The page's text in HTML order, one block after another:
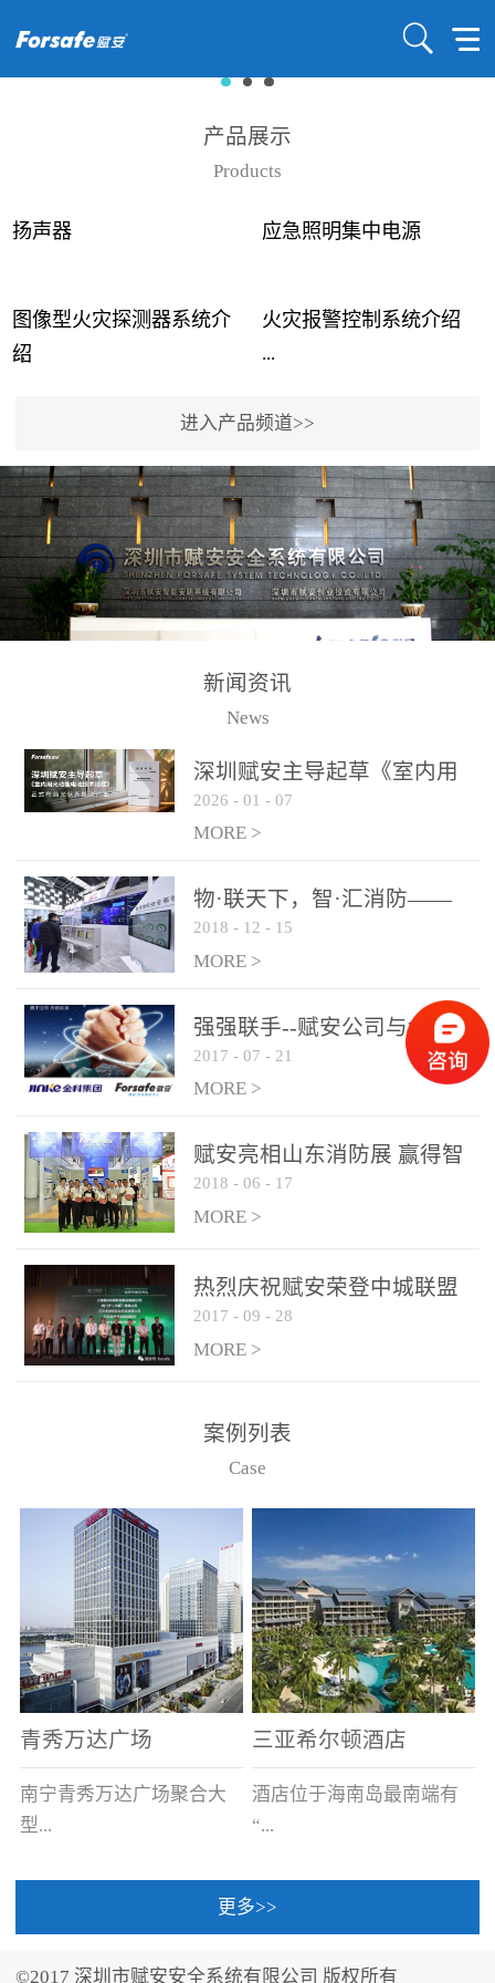
产品展示
Products
扬声器 应急照明集中电源
图像型火灾探测器系统介
绍
...
事故频发，传统的火灾探
测方法已无法满足要求。
尤其是目前众多的大型影
剧院、会议展览中心、体
育馆、大型仓库和隧道空
间等，其建筑结构特殊、
火灾隐患多。一旦发生火
传统的火灾关测器无法被
及时缺发，不能及早发现
和有效扑救火火，这不仅
力和闲难，同时也将造成
巨大的经济损失和社会影
响，基至还会造成人员伤
亡。图像型火灾探测器正
是针对这种高大空间建筑
物的消防设施、设备通过
现场图像的实时获取、预
处理和特征提取分析，实
现火焰的跟踪和识别。能
更早的进行预警，达到早
报早防的效果。 系统构
成示意图： 图像型火灾
和监控端两大部分组成。
两者之间通过以太网相
联，一台监控主机最多可
从监控主机上获取，最多
只能接6台，超过的需从现
火灾报警控制系统介绍
...
用了具有仲裁机制和冗余
校验的总线传输技术、线
路状态检测与保护技术、
后向光电感烟探测技术、
高可靠的系统抗干扰技术
等多项专利技术和专有技
警领域三十多年技术积累
和工程实践的结晶。
进入产品频道>>
新闻资讯
News
深圳赋安主导起草《室内用
光动能电池技术规程》 正式
布局光伏新能源产业
2026 - 01 - 07
MORE >
物·联天下，智·汇消防——
赋安F&S 2018上海消防展圆
满落幕
2018 - 12 - 15
MORE >
强强联手--赋安公司与金科
集团达成战略合作协议
2017 - 07 - 21
MORE >
赋安亮相山东消防展 赢得智
慧消防新荣耀
2018 - 06 - 17
MORE >
热烈庆祝赋安荣登中城联盟
联合采购战略合作平台
2017 - 09 - 28
MORE >
案例列表
Case
青秀万达广场
南宁青秀万达广场聚合大
型...
三亚希尔顿酒店
酒店位于海南岛最南端有
“...
中国的海岛天堂”之美称的
更多>>
©2017 深圳市赋安安全系统有限公司 版权所有